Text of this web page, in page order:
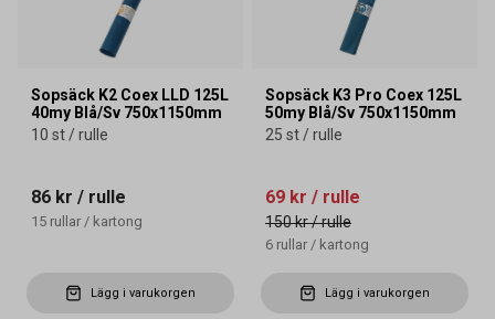
Sopsäck K2 Coex LLD 125L
40my Blå/Sv 750x1150mm
10 st / rulle
86 kr / rulle
15 rullar / kartong
Lägg i varukorgen
Sopsäck K3 Pro Coex 125L
50my Blå/Sv 750x1150mm
25 st / rulle
69 kr / rulle
150 kr/ rulle
6 rullar / kartong
Lägg i varukorgen